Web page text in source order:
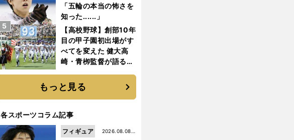
「五輪の本当の怖さを
知った......」
【高校野球】創部10年
目の甲子園初出場がす
べてを変えた 健大高
崎・青栁監督が語る
て生まれた
5
もっと見る
各スポーツコラム記事
2026.08.08更
フィギュア